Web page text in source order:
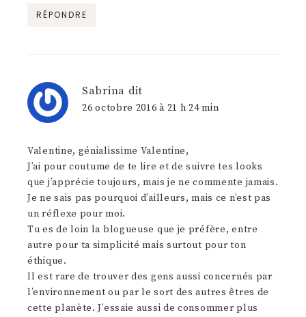
RÉPONDRE
Sabrina dit
26 octobre 2016 à 21 h 24 min
Valentine, génialissime Valentine,
J’ai pour coutume de te lire et de suivre tes looks
que j’apprécie toujours, mais je ne commente jamais.
Je ne sais pas pourquoi d’ailleurs, mais ce n’est pas
un réflexe pour moi.
Tu es de loin la blogueuse que je préfère, entre
autre pour ta simplicité mais surtout pour ton
éthique.
Il est rare de trouver des gens aussi concernés par
l’environnement ou par le sort des autres êtres de
cette planète. J’essaie aussi de consommer plus